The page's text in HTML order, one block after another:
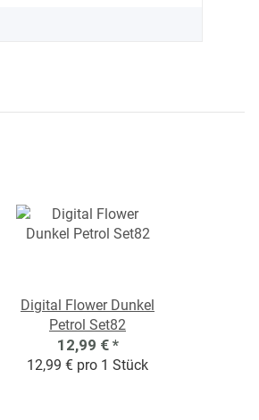
Digital Flower Dunkel
Petrol Set82
12,99 € *
12,99 € pro 1 Stück